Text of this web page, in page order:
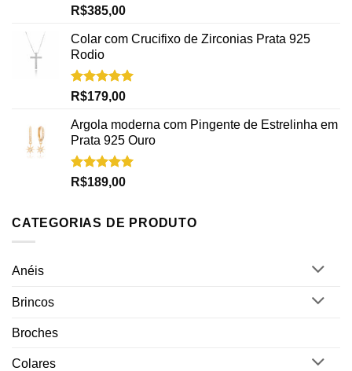
Avaliação
5.00
de 5
R$385,00
Colar com Crucifixo de Zirconias Prata 925
Rodio
Avaliação
5.00
de 5
R$179,00
Argola moderna com Pingente de Estrelinha em
Prata 925 Ouro
Avaliação
5.00
de 5
R$189,00
CATEGORIAS DE PRODUTO
Anéis
Brincos
Broches
Colares